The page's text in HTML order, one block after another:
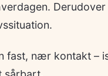
fast, nær kontakt –